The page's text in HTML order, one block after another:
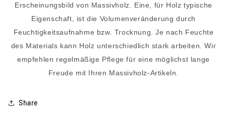
Erscheinungsbild von Massivholz. Eine, für Holz typische
Eigenschaft, ist die Volumenveränderung durch
Feuchtigkeitsaufnahme bzw. Trocknung. Je nach Feuchte
des Materials kann Holz unterschiedlich stark arbeiten. Wir
empfehlen regelmäßige Pflege für eine möglichst lange
Freude mit Ihren Massivholz-Artikeln.
Share